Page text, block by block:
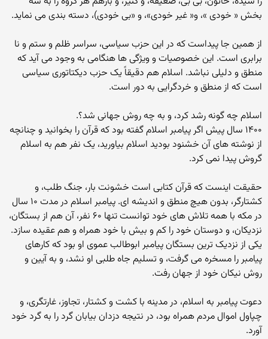
بخش « خودی »، و« غیر خودی»، و «بی خودی)، دسته بندی می نماید.
از همین جا پیداست که در این حزب سیاسی، سراسر ظلم و ستم و نا
برابری است. این خصوصیات و ویژگی ها هنگامی به وجود می آید که
منطق و دلیلی نباشد. اسلام هم دقیقاً یک حزب دیکتاتوری سیاسی
است که از منطق و خردگرایی به دور است.
اسلام چه گونه رشد کرد، و به چه روش جهانی شد؟.
۱۴۰۰ سال پیش اگر پیامبر اسلام گفته بود که قرآن را بخوانید و چنانچه
از نوشته های آن خشنود بودید اسلام بیاورید، یک نفر هم به اسلام
گروش پیدا نمی کرد.
حقیقت اینست که قرآن کتابی است خشونت بار، جنگ طلب، و
کشتارگر، بدون هیچ منطق و اندیشه ای. پیامبر اسلام در مدت ۱۰ سال
در مکه با همه تلاش های خود توانست تنها ۶۰ نفر، آن هم از بستگان،
نزدیکان، و دوستان خود را کم و بیش با خود همراه و هم عقیده سازد.
یکی از نزدیک ترین بستگان پیامبر ابوطالب عموی او بود که کارهای
پیامبر را مسخره می گرفت، و تسلیم جاه طلبی او نشد، و به آیین و
روش نیکان خود از جهان رفت.
دعوت پیامبر به اسلام، در مدینه با کشت و کشتار، تجاوز، غارتگری، و
چپاول اموال مردم همراه بود، در نتیجه دزدان بیابان گرد را به گرد خود
آورد.